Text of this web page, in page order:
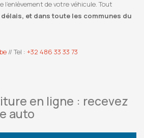
l’enlèvement de votre véhicule. Tout
et dans toute les communes du
// Tel : +32 486 33 33 73
en ligne : recevez
auto